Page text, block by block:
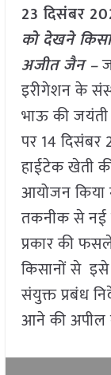
23 दिसंबर
को देखने
अजीत जैन –
इरीगेशन के
भाऊ की
पर 14
हाईटेक खेती
आयोजन
तकनीक से नई
प्रकार की
किसानों से
संयुक्त प्रबंध
आने की अपील